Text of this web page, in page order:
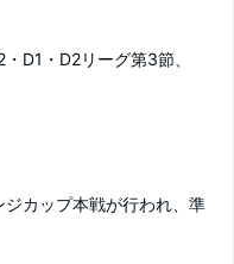
D1・D2リーグ第3節、
カップ本戦が行われ、準